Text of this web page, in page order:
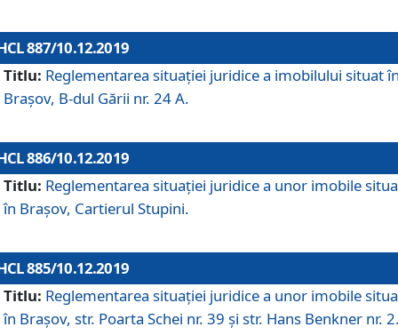
887/10.12.2019
Titlu: Reglementarea situației juridice a imobilului situat
Brașov, B-dul Gării nr. 24 A.
886/10.12.2019
Titlu: Reglementarea situaţiei juridice a unor imobile
în Braşov, Cartierul Stupini.
885/10.12.2019
Titlu: Reglementarea situației juridice a unor imobile
în Brașov, str. Poarta Schei nr. 39 și str. Hans Benkner nr.